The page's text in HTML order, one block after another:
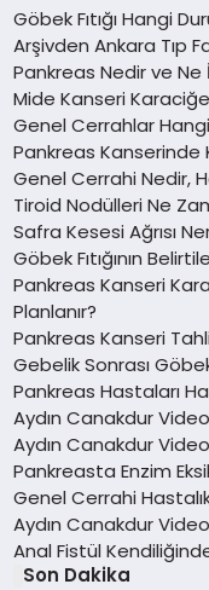
Göbek Fıtığı Hangi
Arşivden Ankara Tıp
Pankreas Nedir ve Ne
Mide Kanseri
Genel Cerrahlar
Pankreas Kanserinde
Genel Cerrahi Nedir,
Tiroid Nodülleri Ne
Safra Kesesi Ağrısı
Göbek Fıtığının
Pankreas Kanseri
Planlanır?
Pankreas Kanseri
Gebelik Sonrası
Pankreas Hastaları
Aydın Canakdur
Aydın Canakdur
Pankreasta Enzim
Genel Cerrahi
Aydın Canakdur
Anal Fistül
Son Dakika